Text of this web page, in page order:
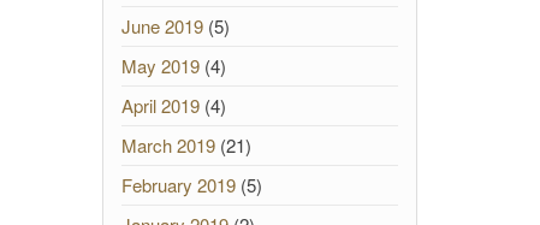
June 2019(5)
May 2019(4)
April 2019(4)
March 2019(21)
February 2019(5)